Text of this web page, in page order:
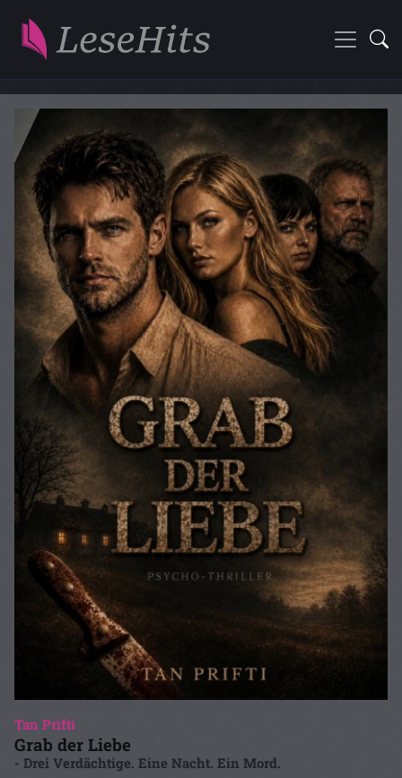
Tan Prifti
Grab der Liebe
- Drei Verdächtige. Eine Nacht. Ein Mord.